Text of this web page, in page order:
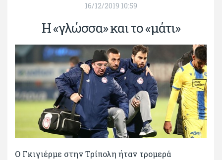
16/12/2019 10:59
Η «γλώσσα» και το «μάτι»
Ο Γκιγιέρμε στην Τρίπολη ήταν τρομερά